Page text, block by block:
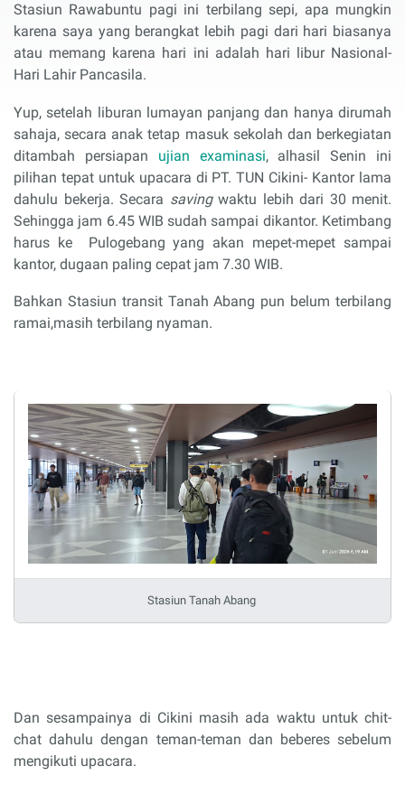
Stasiun Rawabuntu pagi ini terbilang sepi, apa mungkin
karena saya yang berangkat lebih pagi dari hari biasanya
atau memang karena hari ini adalah hari libur Nasional-
Hari Lahir Pancasila.
Yup, setelah liburan lumayan panjang dan hanya dirumah
sahaja, secara anak tetap masuk sekolah dan berkegiatan
ditambah persiapan ujian examinasi, alhasil Senin ini
pilihan tepat untuk upacara di PT.TUN Cikini- Kantor lama
dahulu bekerja. Secara saving waktu lebih dari 30 menit.
Sehingga jam 6.45 WIB sudah sampai dikantor. Ketimbang
harus ke
Pulogebang yang akan mepet-mepet sampai
kantor, dugaan paling cepat jam 7.30 WIB.
Bahkan Stasiun transit Tanah Abang pun belum terbilang
ramai,masih terbilang nyaman.
Stasiun Tanah Abang
Dan sesampainya di Cikini masih ada waktu untuk chit-
chat dahulu dengan teman-teman dan beberes sebelum
mengikuti upacara.